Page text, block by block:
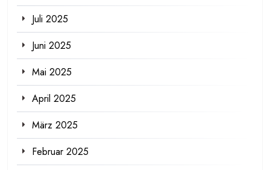
Juli 2025
Juni 2025
Mai 2025
April 2025
März 2025
Februar 2025